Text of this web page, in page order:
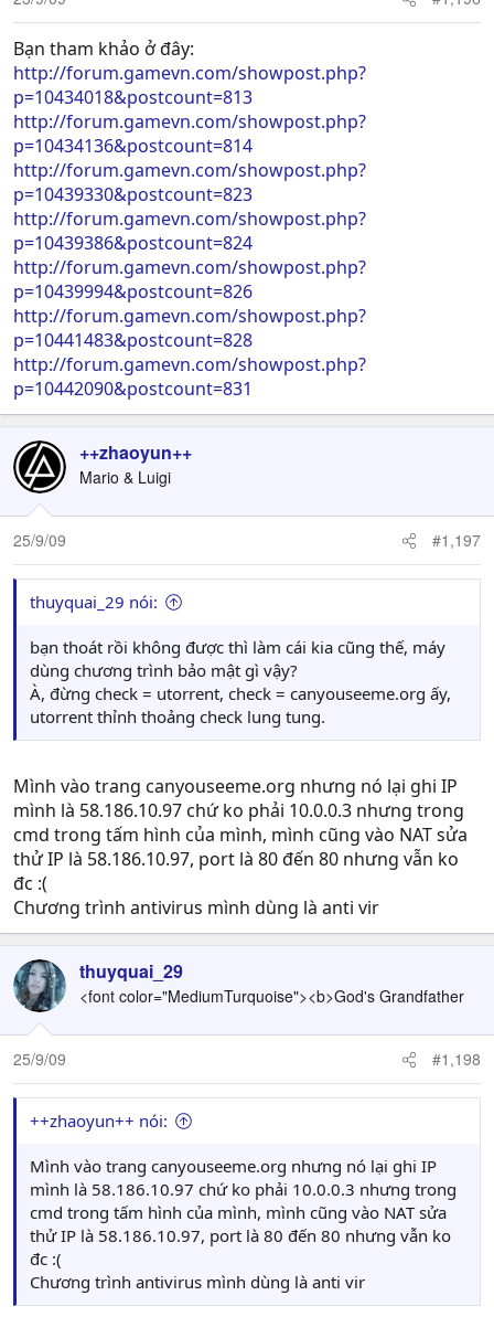
Bạn tham khảo ở đây:
http://forum.gamevn.com/showpost.php?
p=10434018&postcount=813
http://forum.gamevn.com/showpost.php?
p=10434136&postcount=814
http://forum.gamevn.com/showpost.php?
p=10439330&postcount=823
http://forum.gamevn.com/showpost.php?
p=10439386&postcount=824
http://forum.gamevn.com/showpost.php?
p=10439994&postcount=826
http://forum.gamevn.com/showpost.php?
p=10441483&postcount=828
http://forum.gamevn.com/showpost.php?
p=10442090&postcount=831
++zhaoyun++
Mario & Luigi
25/9/09 #1,197
thuyquai_29 nói:
bạn thoát rồi không được thì làm cái kia cũng thế, máy
dùng chương trình bảo mật gì vậy?
À, đừng check = utorrent, check = canyouseeme.org ấy,
utorrent thỉnh thoảng check lung tung.
Mình vào trang canyouseeme.org nhưng nó lại ghi IP
mình là 58.186.10.97 chứ ko phải 10.0.0.3 nhưng trong
cmd trong tấm hình của mình, mình cũng vào NAT sửa
thử IP là 58.186.10.97, port là 80 đến 80 nhưng vẫn ko
đc :(
Chương trình antivirus mình dùng là anti vir
thuyquai_29
<font color="MediumTurquoise"><b>God's Grandfather
25/9/09 #1,198
++zhaoyun++ nói:
Mình vào trang canyouseeme.org nhưng nó lại ghi IP
mình là 58.186.10.97 chứ ko phải 10.0.0.3 nhưng trong
cmd trong tấm hình của mình, mình cũng vào NAT sửa
thử IP là 58.186.10.97, port là 80 đến 80 nhưng vẫn ko
đc :(
Chương trình antivirus mình dùng là anti vir